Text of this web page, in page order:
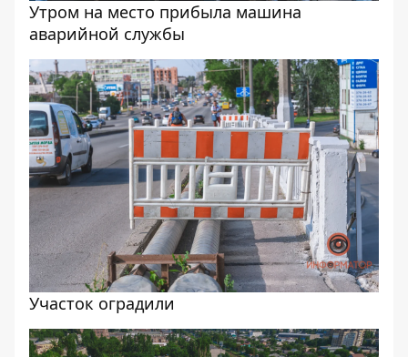
Утром на место прибыла машина
аварийной службы
Участок оградили